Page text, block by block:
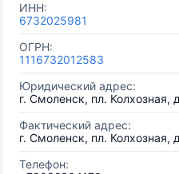
ИНН:
6732025981
ОГРН:
1116732012583
Юридический адрес:
г. Смоленск, пл. Колхозная,
Фактический адрес:
г. Смоленск, пл. Колхозная,
Телефон: